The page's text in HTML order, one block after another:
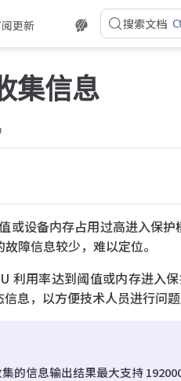
更新 搜索文档
集信息
或设备内存占用过高进入保
障信息较少，难以定位。
利用率达到阈值或内存进入
息，以方便技术人员进行问题
的信息输出结果最大支持